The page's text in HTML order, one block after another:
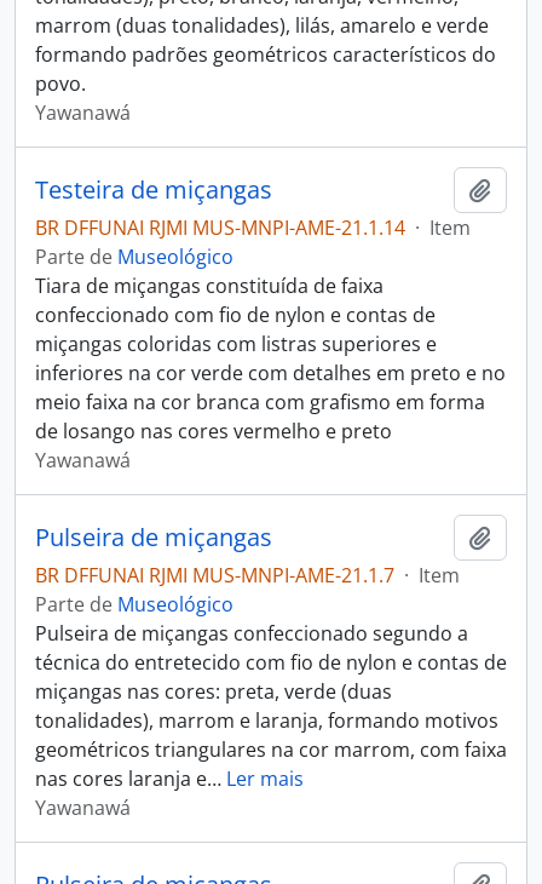
marrom (duas tonalidades), lilás, amarelo e verde
formando padrões geométricos característicos do
povo.
Yawanawá
Testeira de miçangas
BR DFFUNAI RJMI MUS-MNPI-AME-21.1.14 · Item
Parte de Museológico
Tiara de miçangas constituída de faixa
confeccionado com fio de nylon e contas de
miçangas coloridas com listras superiores e
inferiores na cor verde com detalhes em preto e no
meio faixa na cor branca com grafismo em forma
de losango nas cores vermelho e preto
Yawanawá
Pulseira de miçangas
BR DFFUNAI RJMI MUS-MNPI-AME-21.1.7 · Item
Parte de Museológico
Pulseira de miçangas confeccionado segundo a
técnica do entretecido com fio de nylon e contas de
miçangas nas cores: preta, verde (duas
tonalidades), marrom e laranja, formando motivos
geométricos triangulares na cor marrom, com faixa
nas cores laranja e… Ler mais
Yawanawá